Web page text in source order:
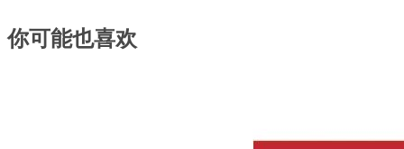
你可能也喜欢